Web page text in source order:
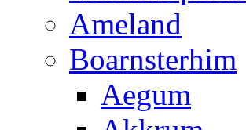
Ameland
Boarnsterhim
Aegum